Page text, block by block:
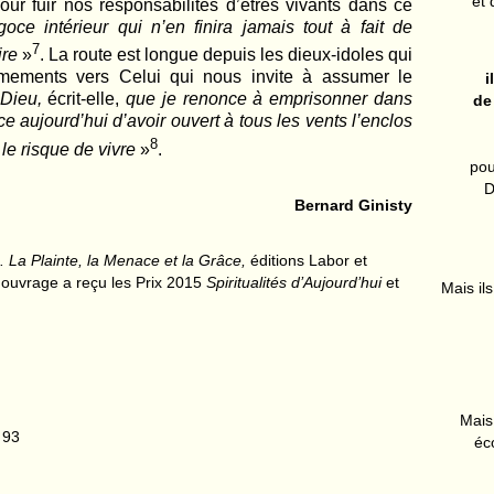
fuir nos responsabilités d’êtres vivants dans ce
intérieur qui n’en finira jamais tout à fait de
»7. La route est longue depuis les dieux-idoles qui
vers Celui qui nous invite à assumer le
écrit-elle, que je renonce à emprisonner dans
aujourd’hui d’avoir ouvert à tous les vents l’enclos
risque de vivre »8.
Bernard Ginisty
La Plainte, la Menace et la Grâce, éditions Labor et
a reçu les Prix 2015 Spiritualités d’Aujourd’huiet Mais